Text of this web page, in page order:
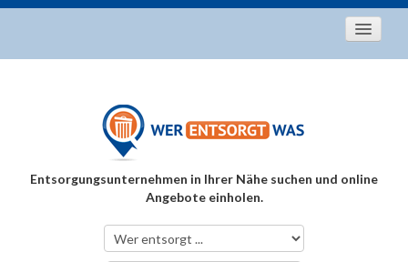
Entsorgungstipps
Über uns
Entsorgungsunternehmen in Ihrer Nähe suchen und online
Angebote einholen.